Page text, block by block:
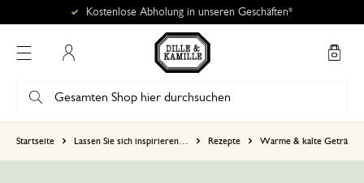
Startseite Lassen Sie sich inspirieren… Rezepte Warme & kalte Getränke